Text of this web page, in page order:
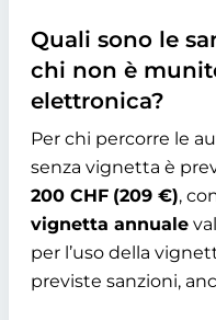
Quali sono le
chi non è
elettronica?
Per chi percorre le
senza vignetta è
200 CHF (209 €),
vignetta annuale
per l’uso della
previste sanzioni,